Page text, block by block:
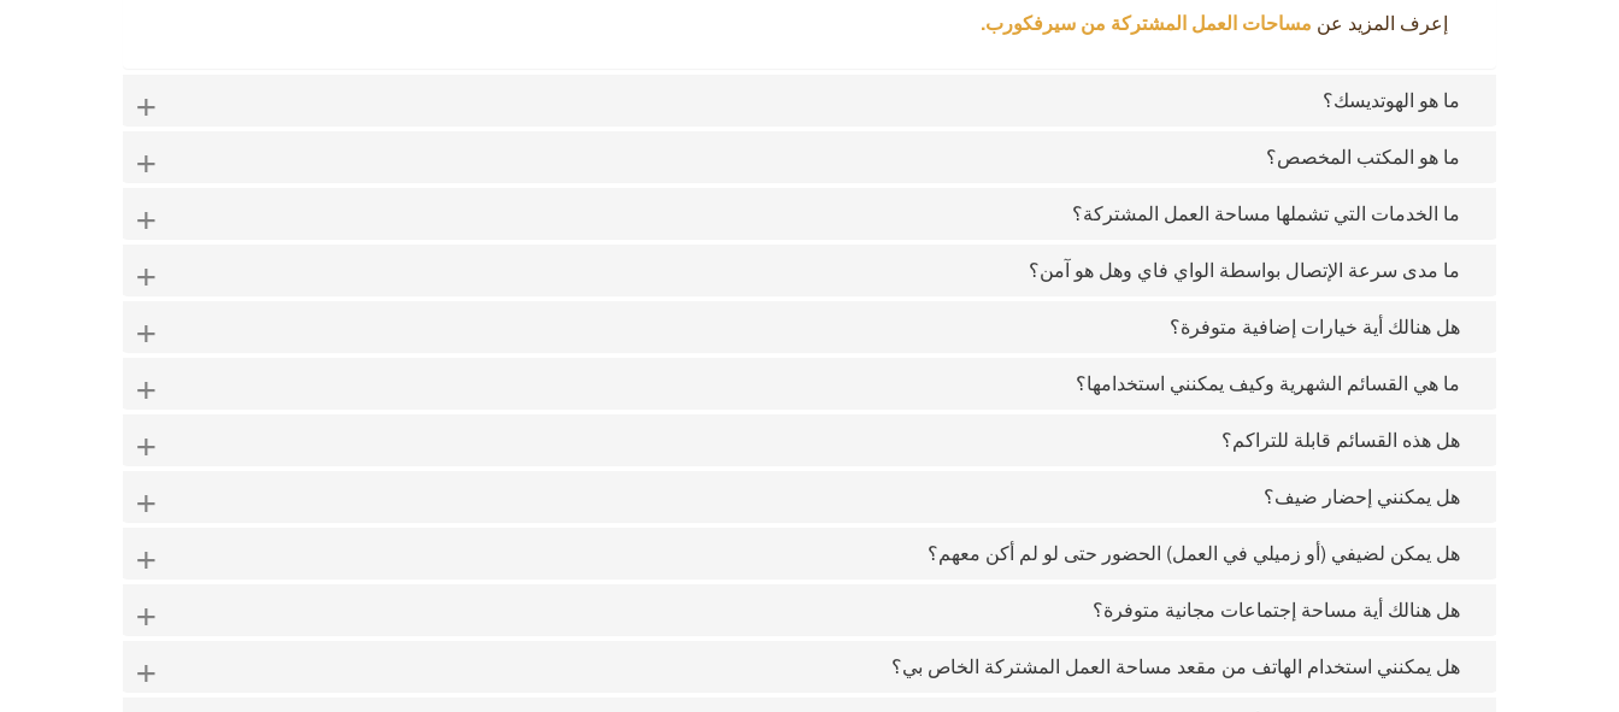
إعرف المزيد عن مساحات العمل المشتركة من سيرفكورب.
ما هو الهوتديسك؟ +
ما هو المكتب المخصص؟ +
ما الخدمات التي تشملها مساحة العمل المشتركة؟ +
ما مدى سرعة الإتصال بواسطة الواي فاي وهل هو آمن؟ +
هل هنالك أية خيارات إضافية متوفرة؟ +
ما هي القسائم الشهرية وكيف يمكنني استخدامها؟ +
هل هذه القسائم قابلة للتراكم؟ +
هل يمكنني إحضار ضيف؟ +
هل يمكن لضيفي (أو زميلي في العمل) الحضور حتى لو لم أكن معهم؟ +
هل هنالك أية مساحة إجتماعات مجانية متوفرة؟ +
هل يمكنني استخدام الهاتف من مقعد مساحة العمل المشتركة الخاص بي؟ +